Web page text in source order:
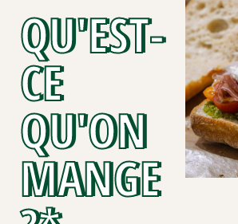
QU'EST-
CE
QU'ON
MANGE